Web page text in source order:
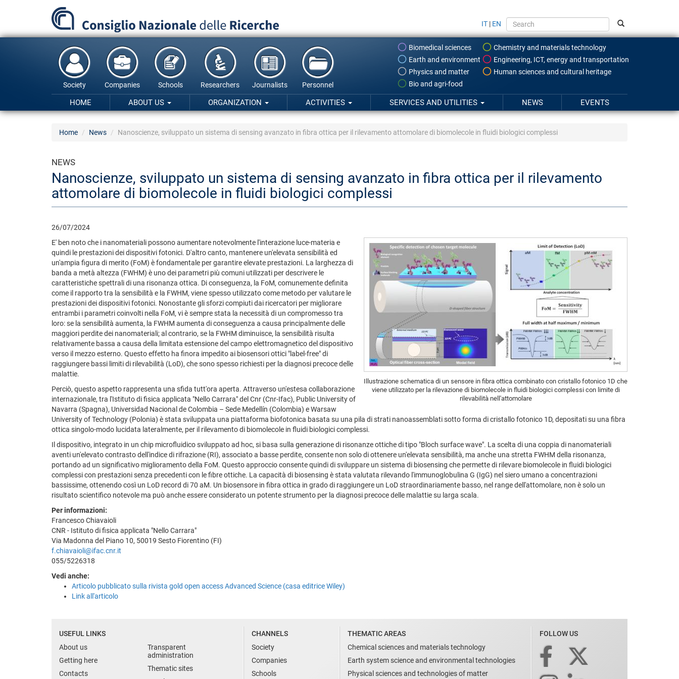
content
IT | EN
Biomedical sciences
Chemistry and materials technology
Earth and environment
Engineering, ICT, energy and transportation
Physics and matter
Human sciences and cultural heritage
Bio and agri-food
Society Companies Schools Researchers Journalists Personnel
HOME ABOUT US ORGANIZATION ACTIVITIES SERVICES AND UTILITIES NEWS EVENTS
Home News Nanoscienze, sviluppato un sistema di sensing avanzato in fibra ottica per il rilevamento attomolare di biomolecole in fluidi biologici complessi
NEWS
Nanoscienze, sviluppato un sistema di sensing avanzato in fibra ottica per il rilevamento
attomolare di biomolecole in fluidi biologici complessi
26/07/2024
Illustrazione schematica di un sensore in fibra ottica combinato con cristallo fotonico 1D che
viene utilizzato per la rilevazione di biomolecole in fluidi biologici complessi con limite di
rilevabilità nell'attomolare
E' ben noto che i nanomateriali possono aumentare notevolmente l'interazione luce-materia e
quindi le prestazioni dei dispositivi fotonici. D'altro canto, mantenere un'elevata sensibilità ed
un'ampia figura di merito (FoM) è fondamentale per garantire elevate prestazioni. La larghezza di
banda a metà altezza (FWHM) è uno dei parametri più comuni utilizzati per descrivere le
caratteristiche spettrali di una risonanza ottica. Di conseguenza, la FoM, comunemente definita
come il rapporto tra la sensibilità e la FWHM, viene spesso utilizzato come metodo per valutare le
prestazioni dei dispositivi fotonici. Nonostante gli sforzi compiuti dai ricercatori per migliorare
entrambi i parametri coinvolti nella FoM, vi è sempre stata la necessità di un compromesso tra
loro: se la sensibilità aumenta, la FWHM aumenta di conseguenza a causa principalmente delle
maggiori perdite dei nanomateriali; al contrario, se la FWHM diminuisce, la sensibilità risulta
relativamente bassa a causa della limitata estensione del campo elettromagnetico del dispositivo
verso il mezzo esterno. Questo effetto ha finora impedito ai biosensori ottici "label-free" di
raggiungere bassi limiti di rilevabilità (LoD), che sono spesso richiesti per la diagnosi precoce delle
malattie.
Perciò, questo aspetto rappresenta una sfida tutt'ora aperta. Attraverso un'estesa collaborazione
internazionale, tra l'Istituto di fisica applicata "Nello Carrara" del Cnr (Cnr-Ifac), Public University of
Navarra (Spagna), Universidad Nacional de Colombia – Sede Medellín (Colombia) e Warsaw
University of Technology (Polonia) è stata sviluppata una piattaforma biofotonica basata su una pila di strati nanoassemblati sotto forma di cristallo fotonico 1D, depositati su una fibra
ottica singolo-modo lucidata lateralmente, per il rilevamento di biomolecole in fluidi biologici complessi.
Il dispositivo, integrato in un chip microfluidico sviluppato ad hoc, si basa sulla generazione di risonanze ottiche di tipo "Bloch surface wave". La scelta di una coppia di nanomateriali
aventi un'elevato contrasto dell'indice di rifrazione (RI), associato a basse perdite, consente non solo di ottenere un'elevata sensibilità, ma anche una stretta FWHM della risonanza,
portando ad un significativo miglioramento della FoM. Questo approccio consente quindi di sviluppare un sistema di biosensing che permette di rilevare biomolecole in fluidi biologici
complessi con prestazioni senza precedenti con le fibre ottiche. La capacità di biosensing è stata valutata rilevando l'immunoglobulina G (IgG) nel siero umano a concentrazioni
bassissime, ottenendo così un LoD record di 70 aM. Un biosensore in fibra ottica in grado di raggiungere un LoD straordinariamente basso, nel range dell'attomolare, non è solo un
risultato scientifico notevole ma può anche essere considerato un potente strumento per la diagnosi precoce delle malattie su larga scala.
Per informazioni:
Francesco Chiavaioli
CNR - Istituto di fisica applicata "Nello Carrara"
Via Madonna del Piano 10, 50019 Sesto Fiorentino (FI)
f.chiavaioli@ifac.cnr.it
055/5226318
Vedi anche:
Articolo pubblicato sulla rivista gold open access Advanced Science (casa editrice Wiley)
Link all'articolo
USEFUL LINKS
About us
Getting here
Contacts
Transparent
administration
Thematic sites
CHANNELS
Society
Companies
Schools
THEMATIC AREAS
Chemical sciences and materials technology
Earth system science and environmental technologies
Physical sciences and technologies of matter
FOLLOW US